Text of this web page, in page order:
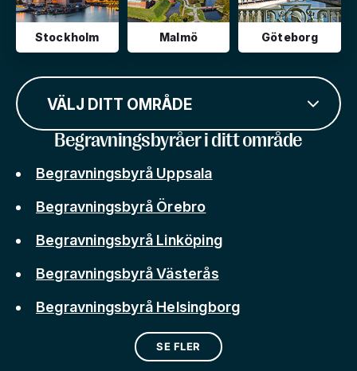
Stockholm Malmö Göteborg
VÄLJ DITT OMRÅDE
Begravningsbyråer i ditt område
Begravningsbyrå Uppsala
Begravningsbyrå Örebro
Begravningsbyrå Linköping
Begravningsbyrå Västerås
Begravningsbyrå Helsingborg
SE FLER